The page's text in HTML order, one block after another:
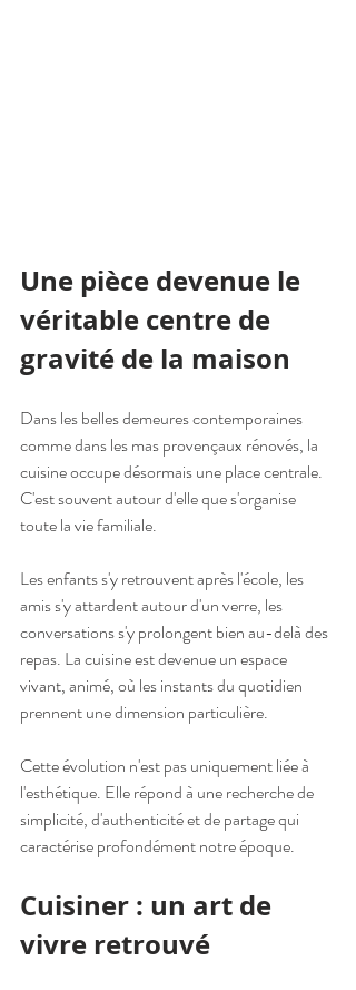
Une pièce devenue le
véritable centre de
gravité de la maison
Dans les belles demeures contemporaines
comme dans les mas provençaux rénovés, la
cuisine occupe désormais une place centrale.
C'est souvent autour d'elle que s'organise
toute la vie familiale.
Les enfants s'y retrouvent après l'école, les
amis s'y attardent autour d'un verre, les
conversations s'y prolongent bien au-delà des
repas. La cuisine est devenue un espace
vivant, animé, où les instants du quotidien
prennent une dimension particulière.
Cette évolution n'est pas uniquement liée à
l'esthétique. Elle répond à une recherche de
simplicité, d'authenticité et de partage qui
caractérise profondément notre époque.
Cuisiner : un art de
vivre retrouvé